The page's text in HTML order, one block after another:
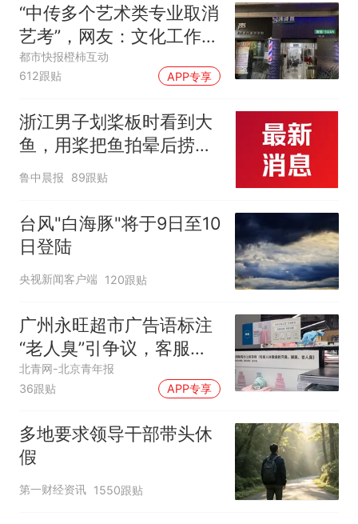
“中传多个艺术类专业取消
艺考”，网友：文化工作者
一定要有文化，这句话的
含金量还在持续上升
都市快报橙柿互动
612跟贴
APP专享
浙江男子划桨板时看到大
鱼，用桨把鱼拍晕后捞
起；当事人：鱼重7斤6
味道很好
鲁中晨报 89跟贴
台风"白海豚"将于9日至10
日登陆
央视新闻客户端 120跟贴
广州永旺超市广告语标注
“老人臭”引争议，客服回
应
北青网-北京青年报
36跟贴
APP专享
多地要求领导干部带头休
假
第一财经资讯 1550跟贴